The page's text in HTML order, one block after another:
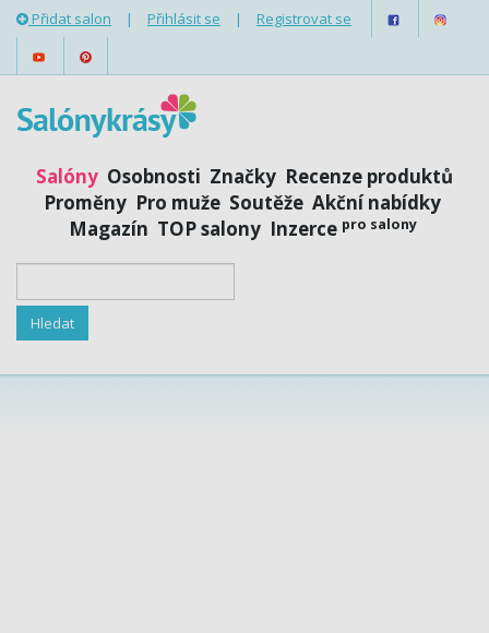
Přidat salon | Přihlásit se | Registrovat se
Salóny Osobnosti Značky Recenze produktů
Proměny Pro muže Soutěže Akční nabídky
Magazín TOP salony Inzerce pro salony